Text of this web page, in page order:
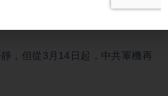
人士指出，這些說法多屬虛張聲
，但從3月14日起，中共軍機再